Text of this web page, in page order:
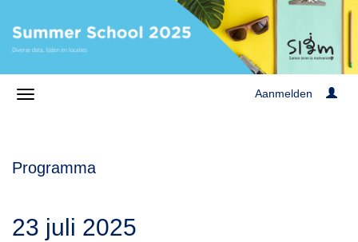
Aanmelden
Programma
23 juli 2025